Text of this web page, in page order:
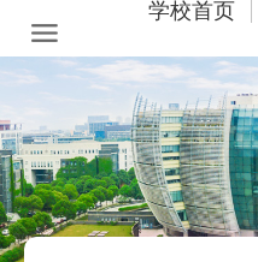
学校首页